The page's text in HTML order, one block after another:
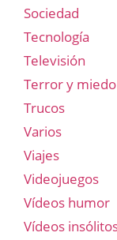
Sociedad
Tecnología
Televisión
Terror y miedo
Trucos
Varios
Viajes
Videojuegos
Vídeos humor
Vídeos